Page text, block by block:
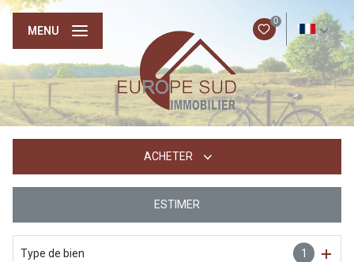
0
FR
MENU
ACHETER
ESTIMER
Type de bien 1